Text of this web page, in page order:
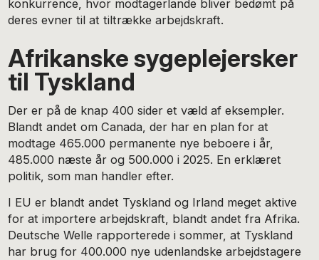
konkurrence, hvor modtagerlande bliver bedømt på
deres evner til at tiltrække arbejdskraft.
Afrikanske sygeplejersker
til Tyskland
Der er på de knap 400 sider et væld af eksempler.
Blandt andet om Canada, der har en plan for at
modtage 465.000 permanente nye beboere i år,
485.000 næste år og 500.000 i 2025. En erklæret
politik, som man handler efter.
I EU er blandt andet Tyskland og Irland meget aktive
for at importere arbejdskraft, blandt andet fra Afrika.
Deutsche Welle rapporterede i sommer, at Tyskland
har brug for 400.000 nye udenlandske arbejdstagere